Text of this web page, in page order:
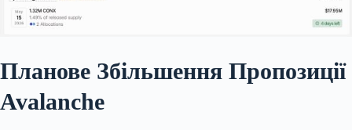
Планове Збільшення Пропозиції
Avalanche